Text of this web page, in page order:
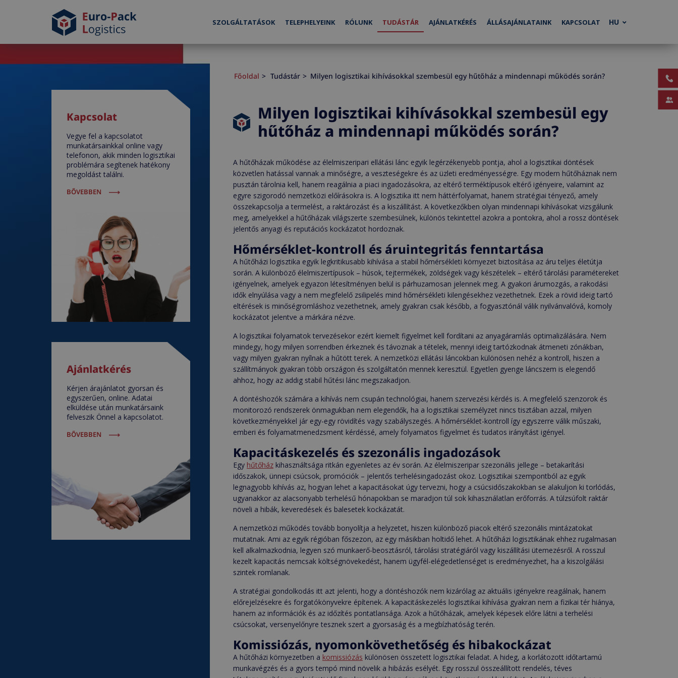
SZOLGÁLTATÁSOK TELEPHELYEINK RÓLUNK TUDÁSTÁR AJÁNLATKÉRÉS ÁLLÁSAJÁNLATAINK KAPCSOLAT HU
Kapcsolat
Vegye fel a kapcsolatot
munkatársainkkal online vagy
telefonon, akik minden logisztikai
problémára segítenek hatékony
megoldást találni.
BŐVEBBEN
Ajánlatkérés
Kérjen árajánlatot gyorsan és
egyszerűen, online. Adatai
elküldése után munkatársaink
felveszik Önnel a kapcsolatot.
BŐVEBBEN
Főoldal Tudástár Milyen logisztikai kihívásokkal szembesül egy hűtőház a mindennapi működés során?
Milyen logisztikai kihívásokkal szembesül egy
hűtőház a mindennapi működés során?
A hűtőházak működése az élelmiszeripari ellátási lánc egyik legérzékenyebb pontja, ahol a logisztikai döntések
közvetlen hatással vannak a minőségre, a veszteségekre és az üzleti eredményességre. Egy modern hűtőháznak nem
pusztán tárolnia kell, hanem reagálnia a piaci ingadozásokra, az eltérő terméktípusok eltérő igényeire, valamint az
egyre szigorodó nemzetközi előírásokra is. A logisztika itt nem háttérfolyamat, hanem stratégiai tényező, amely
összekapcsolja a termelést, a raktározást és a kiszállítást. A következőkben olyan mindennapi kihívásokat vizsgálunk
meg, amelyekkel a hűtőházak világszerte szembesülnek, különös tekintettel azokra a pontokra, ahol a rossz döntések
jelentős anyagi és reputációs kockázatot hordoznak.
Hőmérséklet-kontroll és áruintegritás fenntartása
A hűtőházi logisztika egyik legkritikusabb kihívása a stabil hőmérsékleti környezet biztosítása az áru teljes életútja
során. A különböző élelmiszertípusok – húsok, tejtermékek, zöldségek vagy készételek – eltérő tárolási paramétereket
igényelnek, amelyek egyazon létesítményen belül is párhuzamosan jelennek meg. A gyakori árumozgás, a rakodási
idők elnyúlása vagy a nem megfelelő zsilipelés mind hőmérsékleti kilengésekhez vezethetnek. Ezek a rövid ideig tartó
eltérések is minőségromláshoz vezethetnek, amely gyakran csak később, a fogyasztónál válik nyilvánvalóvá, komoly
kockázatot jelentve a márkára nézve.
A logisztikai folyamatok tervezésekor ezért kiemelt figyelmet kell fordítani az anyagáramlás optimalizálására. Nem
mindegy, hogy milyen sorrendben érkeznek és távoznak a tételek, mennyi ideig tartózkodnak átmeneti zónákban,
vagy milyen gyakran nyílnak a hűtött terek. A nemzetközi ellátási láncokban különösen nehéz a kontroll, hiszen a
szállítmányok gyakran több országon és szolgáltatón mennek keresztül. Egyetlen gyenge láncszem is elegendő
ahhoz, hogy az addig stabil hűtési lánc megszakadjon.
A döntéshozók számára a kihívás nem csupán technológiai, hanem szervezési kérdés is. A megfelelő szenzorok és
monitorozó rendszerek önmagukban nem elegendők, ha a logisztikai személyzet nincs tisztában azzal, milyen
következményekkel jár egy-egy rövidítés vagy szabályszegés. A hőmérséklet-kontroll így egyszerre válik műszaki,
emberi és folyamatmenedzsment kérdéssé, amely folyamatos figyelmet és tudatos irányítást igényel.
Kapacitáskezelés és szezonális ingadozások
Egy hűtőház kihasználtsága ritkán egyenletes az év során. Az élelmiszeripar szezonális jellege – betakarítási
időszakok, ünnepi csúcsok, promóciók – jelentős terhelésingadozást okoz. Logisztikai szempontból az egyik
legnagyobb kihívás az, hogyan lehet a kapacitásokat úgy tervezni, hogy a csúcsidőszakokban se alakuljon ki torlódás,
ugyanakkor az alacsonyabb terhelésű hónapokban se maradjon túl sok kihasználatlan erőforrás. A túlzsúfolt raktár
növeli a hibák, keveredések és balesetek kockázatát.
A nemzetközi működés tovább bonyolítja a helyzetet, hiszen különböző piacok eltérő szezonális mintázatokat
mutatnak. Ami az egyik régióban főszezon, az egy másikban holtidő lehet. A hűtőházi logisztikának ehhez rugalmasan
kell alkalmazkodnia, legyen szó munkaerő-beosztásról, tárolási stratégiáról vagy kiszállítási ütemezésről. A rosszul
kezelt kapacitás nemcsak költségnövekedést, hanem ügyfél-elégedetlenséget is eredményezhet, ha a kiszolgálási
szintek romlanak.
A stratégiai gondolkodás itt azt jelenti, hogy a döntéshozók nem kizárólag az aktuális igényekre reagálnak, hanem
előrejelzésekre és forgatókönyvekre építenek. A kapacitáskezelés logisztikai kihívása gyakran nem a fizikai tér hiánya,
hanem az információk és az időzítés pontatlansága. Azok a hűtőházak, amelyek képesek előre látni a terhelési
csúcsokat, versenyelőnyre tesznek szert a gyorsaság és a megbízhatóság terén.
Komissiózás, nyomonkövethetőség és hibakockázat
A hűtőházi környezetben a komissiózás különösen összetett logisztikai feladat. A hideg, a korlátozott időtartamú
munkavégzés és a gyors tempó mind növelik a hibázás esélyét. Egy rosszul összeállított rendelés, téves